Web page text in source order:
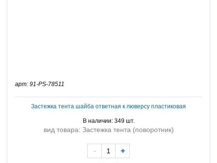
арт: 91-PS-78511
Застежка тента шайба ответная к люверсу пластиковая
В наличии: 349 шт.
вид товара: Застежка тента (поворотник)
- +